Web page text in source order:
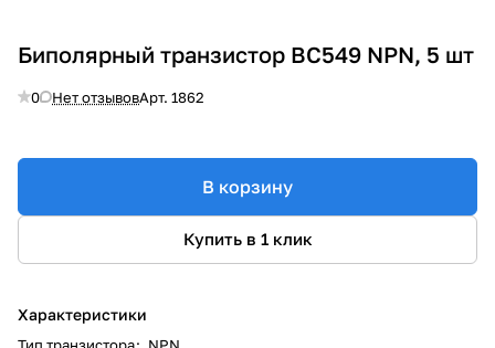
Биполярный транзистор BC549 NPN, 5 шт
0 Нет отзывовАрт. 1862
В корзину
Купить в 1 клик
Характеристики